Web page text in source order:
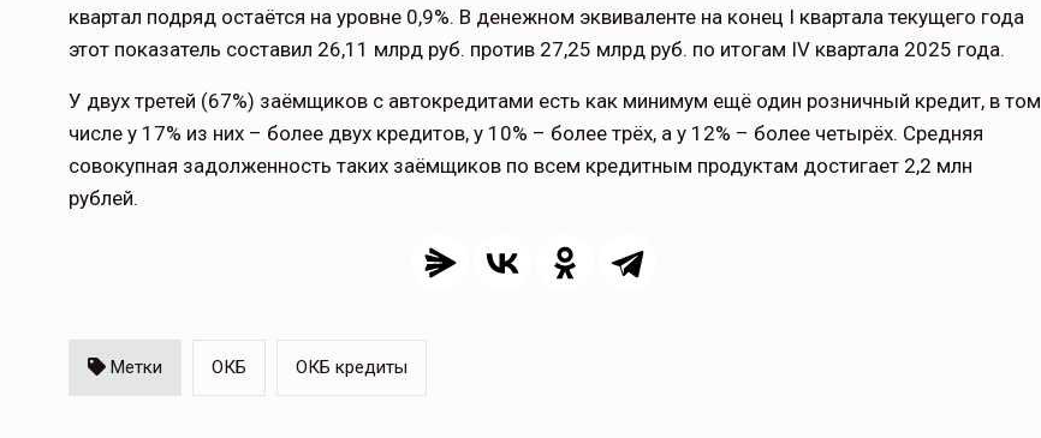
квартал подряд остаётся на уровне 0,9%. В денежном эквиваленте на конец I квартала текущего года
этот показатель составил 26,11 млрд руб. против 27,25 млрд руб. по итогам IV квартала 2025 года.
У двух третей (67%) заёмщиков с автокредитами есть как минимум ещё один розничный кредит, в том
числе у 17% из них – более двух кредитов, у 10% – более трёх, а у 12% – более четырёх. Средняя
совокупная задолженность таких заёмщиков по всем кредитным продуктам достигает 2,2 млн
рублей.
Метки ОКБ ОКБ кредиты